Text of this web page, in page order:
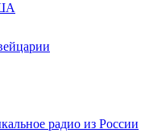
радио из России